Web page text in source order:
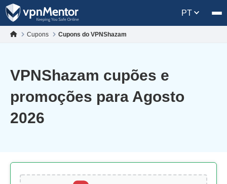
PT
Cupons Cupons do VPNShazam
VPNShazam cupões e
promoções para Agosto
2026